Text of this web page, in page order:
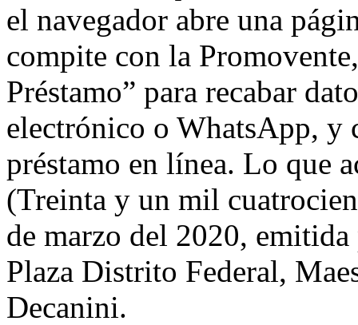
el navegador abre una
compite con la
Préstamo” para recabar
electrónico o WhatsApp, y
préstamo en línea. Lo que
(Treinta y un mil
de marzo del 2020,
Plaza Distrito Federal,
Decanini.